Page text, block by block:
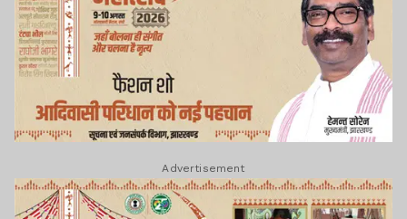
Advertisement